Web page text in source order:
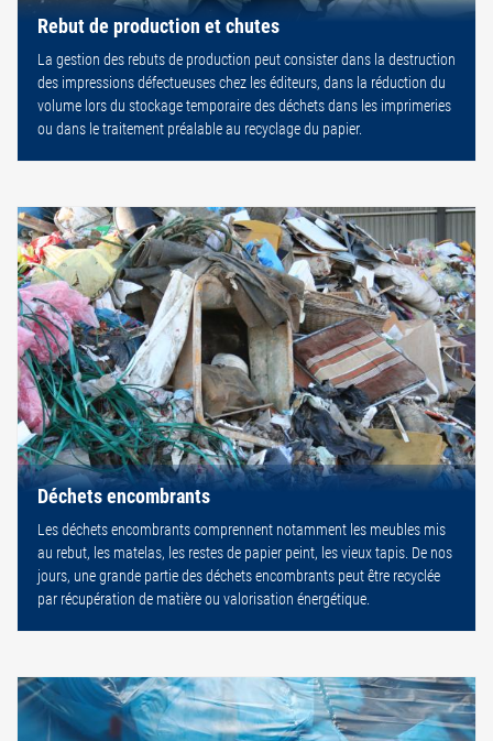
Rebut de production et chutes
La gestion des rebuts de production peut consister dans la destruction
des impressions défectueuses chez les éditeurs, dans la réduction du
volume lors du stockage temporaire des déchets dans les imprimeries
ou dans le traitement préalable au recyclage du papier.
Déchets encombrants
Les déchets encombrants comprennent notamment les meubles mis
au rebut, les matelas, les restes de papier peint, les vieux tapis. De nos
jours, une grande partie des déchets encombrants peut être recyclée
par récupération de matière ou valorisation énergétique.